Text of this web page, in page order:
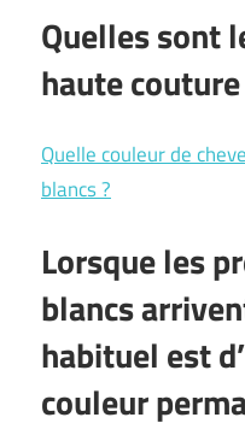
Quelles sont
haute
Quelle couleur de
blancs ?
Lorsque les
blancs
habituel est
couleur